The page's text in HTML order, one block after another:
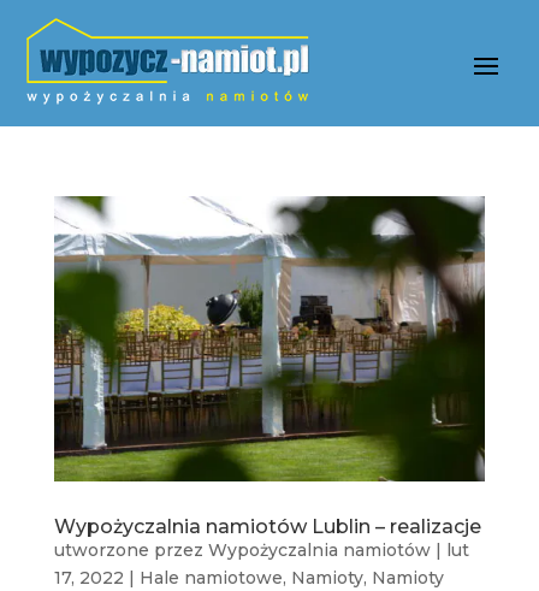
Wypożyczalnia namiotów Lublin – realizacje
utworzone przez Wypożyczalnia namiotów|
lut
17, 2022
Hale namiotowe, Namioty, Namioty